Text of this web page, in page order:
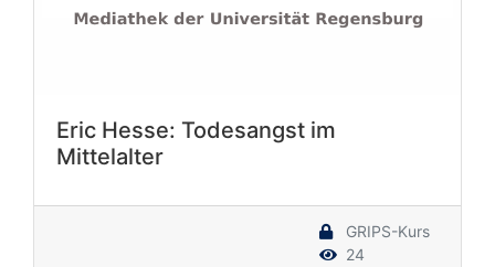
Eric Hesse: Todesangst im
Mittelalter
GRIPS-Kurs
24